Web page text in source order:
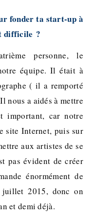
fonder ta start-up à
difficile ?
personne, le
équipe. Il était à
( il a remporté
nous a aidés à mettre
important, car notre
site Internet, puis sur
aux artistes de se
pas évident de créer
énormément de
juillet 2015, donc on
et demi déjà.